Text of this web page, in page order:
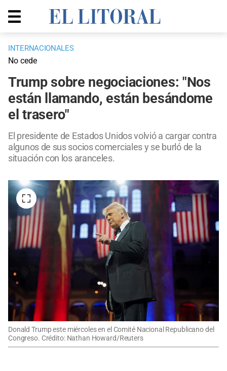
INTERNACIONALES
No cede
Trump sobre negociaciones: "Nos
están llamando, están besándome
el trasero"
El presidente de Estados Unidos volvió a cargar contra
algunos de sus socios comerciales y se burló de la
situación con los aranceles.
Donald Trump este miércoles en el Comité Nacional Republicano del
Congreso. Crédito: Nathan Howard/Reuters